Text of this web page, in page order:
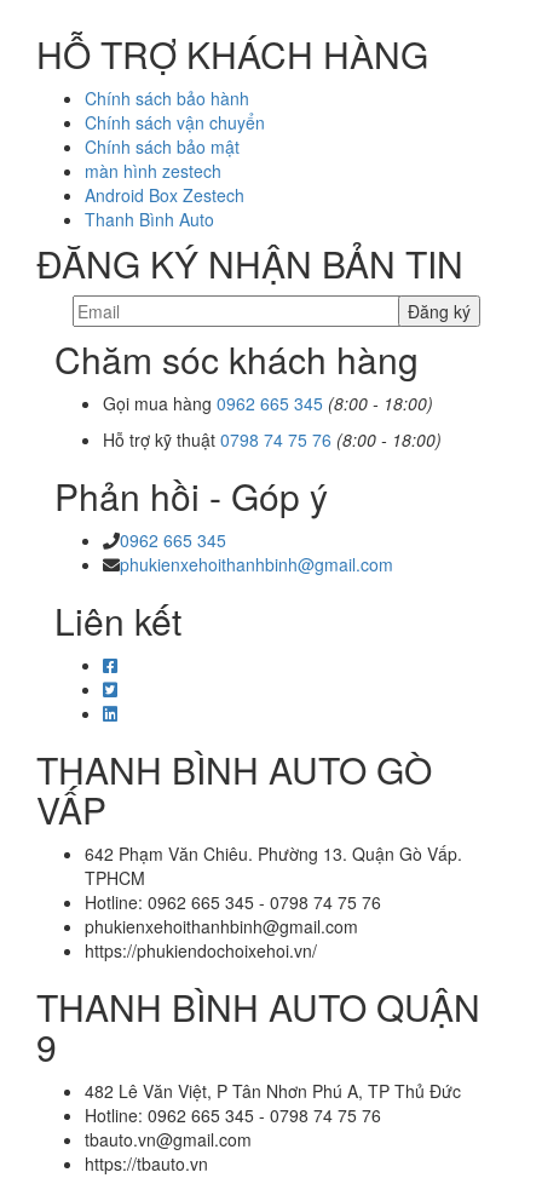
HỖ TRỢ KHÁCH HÀNG
Chính sách bảo hành
Chính sách vận chuyển
Chính sách bảo mật
màn hình zestech
Android Box Zestech
Thanh Bình Auto
ĐĂNG KÝ NHẬN BẢN TIN
Chăm sóc khách hàng
Gọi mua hàng 0962 665 345 (8:00 - 18:00)
Hỗ trợ kỹ thuật 0798 74 75 76 (8:00 - 18:00)
Phản hồi - Góp ý
0962 665 345
phukienxehoithanhbinh@gmail.com
Liên kết
THANH BÌNH AUTO GÒ
VẤP
642 Phạm Văn Chiêu. Phường 13. Quận Gò Vấp.
TPHCM
Hotline: 0962 665 345 - 0798 74 75 76
phukienxehoithanhbinh@gmail.com
https://phukiendochoixehoi.vn/
THANH BÌNH AUTO QUẬN
9
482 Lê Văn Việt, P Tân Nhơn Phú A, TP Thủ Đức
Hotline: 0962 665 345 - 0798 74 75 76
tbauto.vn@gmail.com
https://tbauto.vn